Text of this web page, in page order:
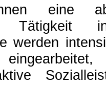
eine
Tätigkeit
werden